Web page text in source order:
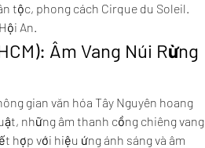
tộc, phong cách Cirque du Soleil.
An.
Âm Vang Núi Rừng
gian văn hóa Tây Nguyên hoang
những âm thanh cồng chiêng vang
hợp với hiệu ứng ánh sáng và âm